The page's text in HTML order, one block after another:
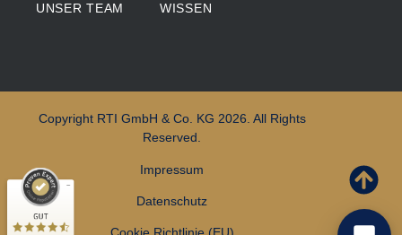
UNSER TEAM WISSEN
Copyright RTI GmbH & Co. KG 2026. All Rights
Reserved.
Impressum
Datenschutz
GUT
GUT
4,48
/
5,00